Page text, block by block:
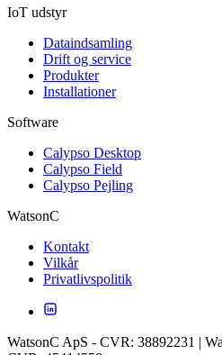
IoT udstyr
Dataindsamling
Drift og service
Produkter
Installationer
Software
Calypso Desktop
Calypso Field
Calypso Pejling
WatsonC
Kontakt
Vilkår
Privatlivspolitik
WatsonC ApS - CVR: 38892231 |